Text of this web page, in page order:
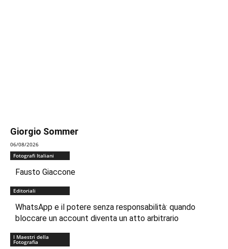
Giorgio Sommer
06/08/2026
Fotografi Italiani
Fausto Giaccone
Editoriali
WhatsApp e il potere senza responsabilità: quando
bloccare un account diventa un atto arbitrario
I Maestri della
Fotografia